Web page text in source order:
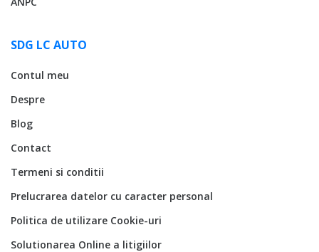
SDG LC AUTO
Contul meu
Despre
Blog
Contact
Termeni si conditii
Prelucrarea datelor cu caracter personal
Politica de utilizare Cookie-uri
Solutionarea Online a litigiilor